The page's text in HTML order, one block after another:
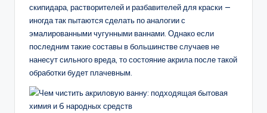
скипидара, растворителей и разбавителей для краски —
иногда так пытаются сделать по аналогии с
эмалированными чугунными ваннами. Однако если
последним такие составы в большинстве случаев не
нанесут сильного вреда, то состояние акрила после такой
обработки будет плачевным.